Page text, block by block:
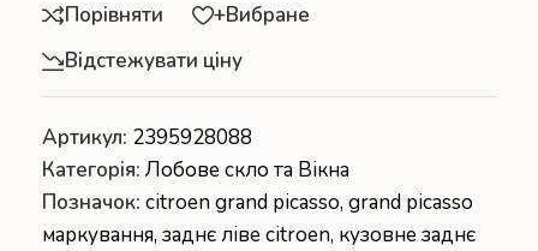
Порівняти
+Вибране
Відстежувати ціну
Артикул: 2395928088
Категорія: Лобове скло та Вікна
Позначок: citroen grand picasso, grand picasso
маркування, заднє ліве citroen, кузовне заднє